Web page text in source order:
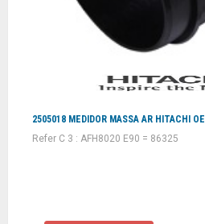
2505018 MEDIDOR MASSA AR HITACHI OE
Refer C 3 : AFH8020 E90 = 86325